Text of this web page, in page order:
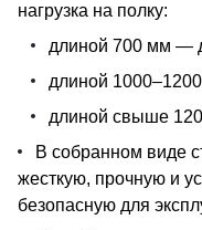
нагрузка на полку:
длиной 700 мм —
длиной
длиной свыше
В собранном виде
жесткую, прочную и
безопасную для